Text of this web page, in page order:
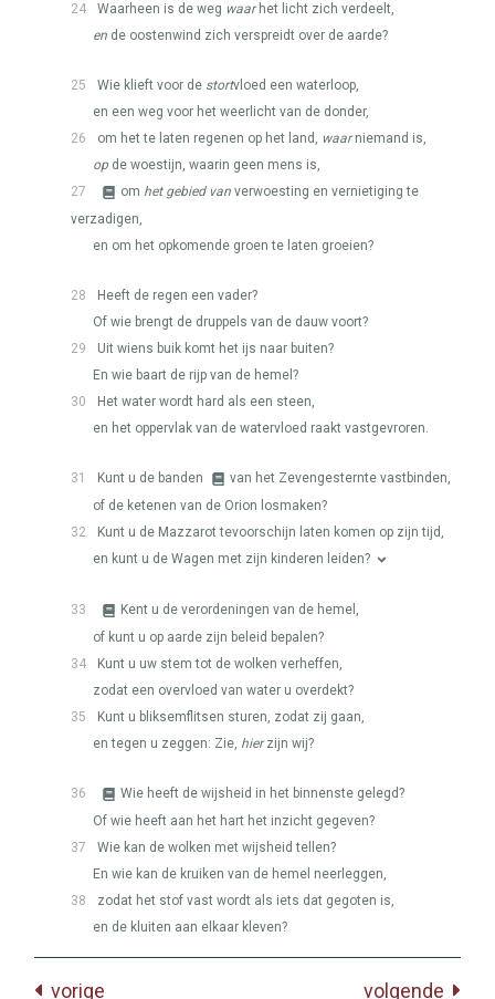
24
Waarheen is de weg waarhet licht zich verdeelt,
en de oostenwind zich verspreidt over de aarde?
25 Wie klieft voor de stortvloed een waterloop,
en een weg voor het weerlicht van de donder,
26
om het te laten regenen op het land, waarniemand is,
op de woestijn, waarin geen mens is,
27
om het gebied van verwoesting en vernietiging te
verzadigen,
en om het opkomende groen te laten groeien?
28
Heeft de regen een vader?
Of wie brengt de druppels van de dauw voort?
29
Uit wiens buik komt het ijs naar buiten?
En wie baart de rijp van de hemel?
30
Het water wordt hard als een steen,
en het oppervlak van de watervloed raakt vastgevroren.
31 Kunt u de banden
van het Zevengesternte vastbinden,
of de ketenen van de Orion losmaken?
32
Kunt u de Mazzarot tevoorschijn laten komen op zijn tijd,
en kunt u de Wagen met zijn kinderen leiden?
33
Kent u de verordeningen van de hemel,
of kunt u op aarde zijn beleid bepalen?
34
Kunt u uw stem tot de wolken verheffen,
zodat een overvloed van water u overdekt?
35
Kunt u bliksemflitsen sturen, zodat zij gaan,
en tegen u zeggen: Zie, hierzijn wij?
36
Wie heeft de wijsheid in het binnenste gelegd?
Of wie heeft aan het hart het inzicht gegeven?
37
Wie kan de wolken met wijsheid tellen?
En wie kan de kruiken van de hemel neerleggen,
38
zodat het stof vast wordt als iets dat gegoten is,
en de kluiten aan elkaar kleven?
vorige volgende